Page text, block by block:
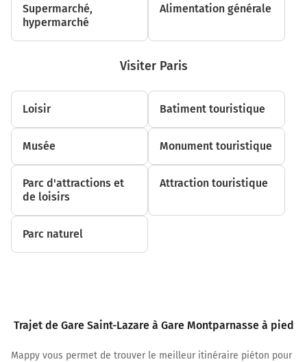
1,1 km
Tourner légèrement à gauche sur Place de la Concorde
et continuer sur 300 mètres
Place de la Concorde
Tourner légèrement à gauche sur Pont de la Concorde
Pont de la Concorde
1,6 km
mètres
1,7 km
Supermarché,
hypermarché
Alimentation générale
Visiter Paris
Loisir Batiment touristique
Musée Monument touristique
Parc d'attractions et
de loisirs
Attraction touristique
Parc naturel
Trajet de Gare Saint-Lazare à Gare Montparnasse à pied
Mappy vous permet de trouver le meilleur itinéraire piéton pour